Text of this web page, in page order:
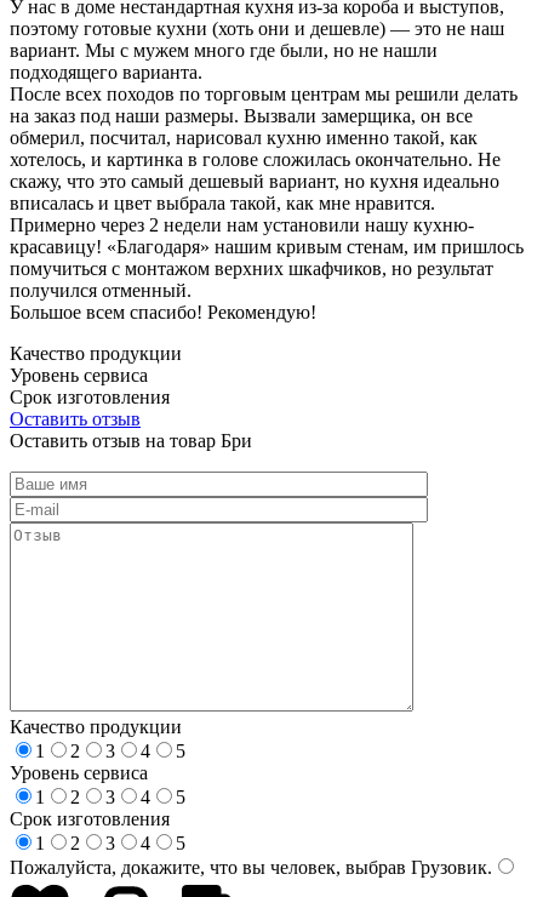
У нас в доме нестандартная кухня из-за короба и выступов,
поэтому готовые кухни (хоть они и дешевле) — это не наш
вариант. Мы с мужем много где были, но не нашли
подходящего варианта.
После всех походов по торговым центрам мы решили делать
на заказ под наши размеры. Вызвали замерщика, он все
обмерил, посчитал, нарисовал кухню именно такой, как
хотелось, и картинка в голове сложилась окончательно. Не
скажу, что это самый дешевый вариант, но кухня идеально
вписалась и цвет выбрала такой, как мне нравится.
Примерно через 2 недели нам установили нашу кухню-
красавицу! «Благодаря» нашим кривым стенам, им пришлось
помучиться с монтажом верхних шкафчиков, но результат
получился отменный.
Большое всем спасибо! Рекомендую!
Качество продукции
Уровень сервиса
Срок изготовления
Оставить отзыв
Оставить отзыв на товар Бри
Качество продукции
1
2 3 4
5
Уровень сервиса
1
2 3 4
5
Срок изготовления
1
2 3 4
5
Пожалуйста, докажите, что вы человек, выбрав Грузовик.